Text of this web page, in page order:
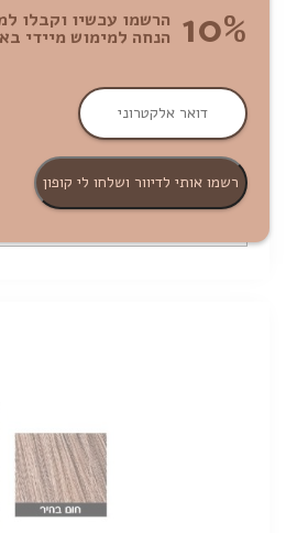
טופיק סיבי שיער צבע חום כהה
טופיק זקיקי
מחיר ל-10 גרם: ₪132.50
10% הרשמו עכשיו וקבלו
הנחה למימוש מיידי